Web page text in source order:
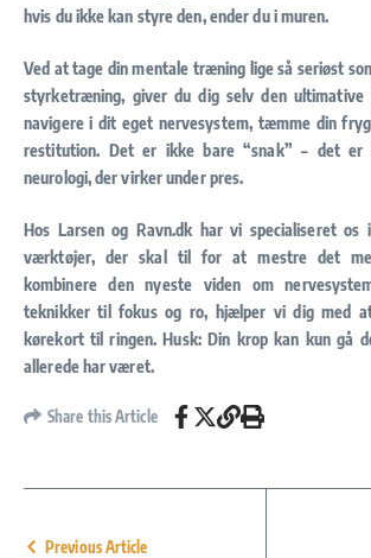
hvis du ikke kan styre den, ender du i muren.
Ved at tage din mentale træning lige så seriøst
styrketræning, giver du dig selv den
navigere i dit eget nervesystem, tæmme din
restitution. Det er ikke bare “snak” – det er
neurologi, der virker under pres.
Hos Larsen og Ravn.dk har vi specialiseret
værktøjer, der skal til for at mestre det
kombinere den nyeste viden om
teknikker til fokus og ro, hjælper vi dig med
kørekort til ringen. Husk: Din krop kan kun gå
allerede har været.
Share this Article
Previous Article